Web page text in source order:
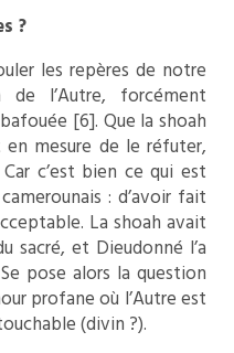
?
les repères de notre
l’Autre, forcément
[6]. Que la shoah
mesure de le réfuter,
c’est bien ce qui est
: d’avoir fait
La shoah avait
sacré, et Dieudonné l’a
pose alors la question
profane où l’Autre est
(divin ?).